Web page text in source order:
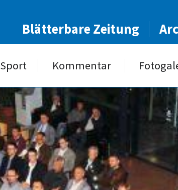
Blätterbare Zeitung
Sport Kommentar